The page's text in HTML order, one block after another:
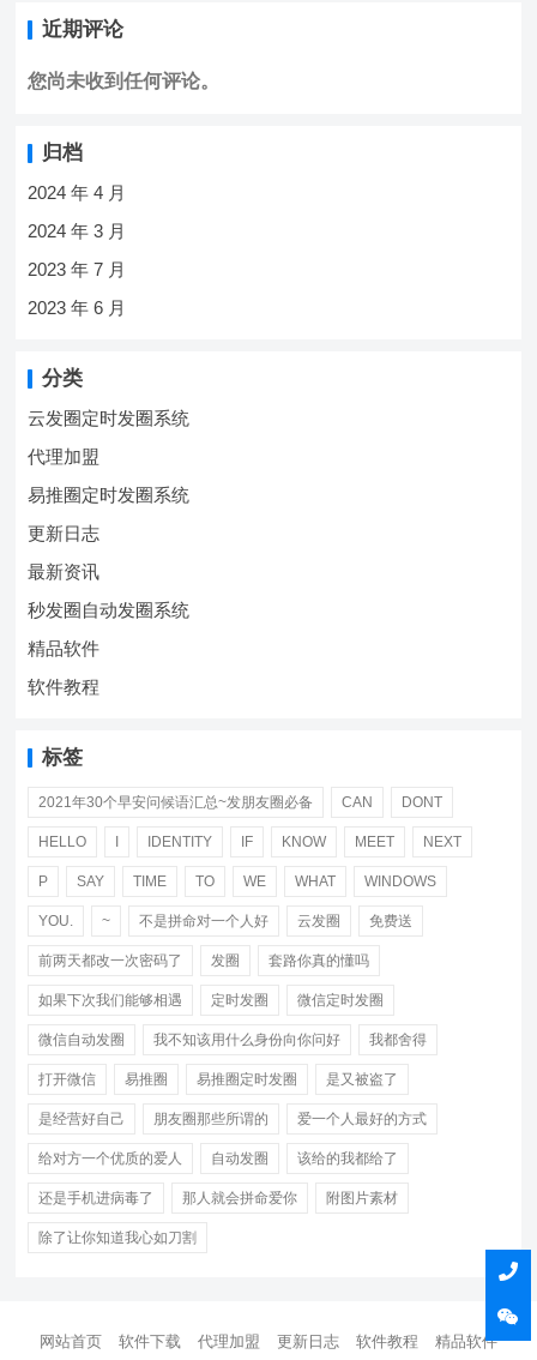
近期评论
您尚未收到任何评论。
归档
2024 年 4 月
2024 年 3 月
2023 年 7 月
2023 年 6 月
分类
云发圈定时发圈系统
代理加盟
易推圈定时发圈系统
更新日志
最新资讯
秒发圈自动发圈系统
精品软件
软件教程
标签
2021年30个早安问候语汇总~发朋友圈必备 CAN DONT
HELLO IDENTITY IF KNOW MEET NEXT
P SAY TIME TO WE WHAT WINDOWS
YOU. ~ 不是拼命对一个人好 云发圈 免费送
前两天都改一次密码了 发圈 套路你真的懂吗
如果下次我们能够相遇 定时发圈 微信定时发圈
微信自动发圈 我不知该用什么身份向你问好 我都舍得
打开微信 易推圈 易推圈定时发圈 是又被盗了
是经营好自己 朋友圈那些所谓的 爱一个人最好的方式
给对方一个优质的爱人 自动发圈 该给的我都给了
还是手机进病毒了 那人就会拼命爱你 附图片素材
除了让你知道我心如刀割
网站首页 软件下载 代理加盟 更新日志 软件教程 精品软件